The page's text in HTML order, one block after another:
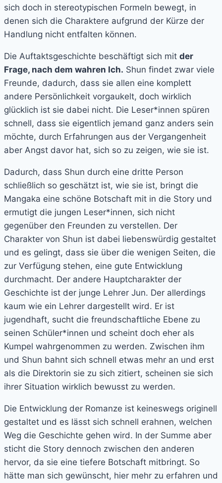
sich doch in stereotypischen Formeln bewegt, in
denen sich die Charaktere aufgrund der Kürze der
Handlung nicht entfalten können.
Die Auftaktsgeschichte beschäftigt sich mit der
Frage, nach dem wahren Ich. Shun findet zwar viele
Freunde, dadurch, dass sie allen eine komplett
andere Persönlichkeit vorgaukelt, doch wirklich
glücklich ist sie dabei nicht. Die Leser*innen spüren
schnell, dass sie eigentlich jemand ganz anders sein
möchte, durch Erfahrungen aus der Vergangenheit
aber Angst davor hat, sich so zu zeigen, wie sie ist.
Dadurch, dass Shun durch eine dritte Person
schließlich so geschätzt ist, wie sie ist, bringt die
Mangaka eine schöne Botschaft mit in die Story und
ermutigt die jungen Leser*innen, sich nicht
gegenüber den Freunden zu verstellen. Der
Charakter von Shun ist dabei liebenswürdig gestaltet
und es gelingt, dass sie über die wenigen Seiten, die
zur Verfügung stehen, eine gute Entwicklung
durchmacht. Der andere Hauptcharakter der
Geschichte ist der junge Lehrer Jun. Der allerdings
kaum wie ein Lehrer dargestellt wird. Er ist
jugendhaft, sucht die freundschaftliche Ebene zu
seinen Schüler*innen und scheint doch eher als
Kumpel wahrgenommen zu werden. Zwischen ihm
und Shun bahnt sich schnell etwas mehr an und erst
als die Direktorin sie zu sich zitiert, scheinen sie sich
ihrer Situation wirklich bewusst zu werden.
Die Entwicklung der Romanze ist keineswegs originell
gestaltet und es lässt sich schnell erahnen, welchen
Weg die Geschichte gehen wird. In der Summe aber
sticht die Story dennoch zwischen den anderen
hervor, da sie eine tiefere Botschaft mitbringt. So
hätte man sich gewünscht, hier mehr zu erfahren und